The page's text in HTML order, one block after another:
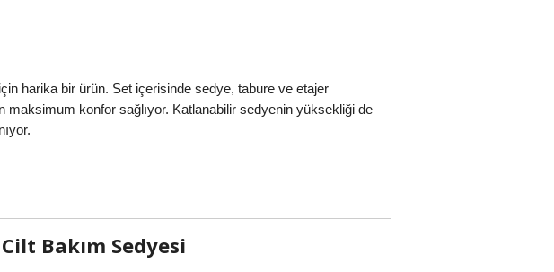
harika bir ürün. Set içerisinde sedye, tabure ve etajer
konfor sağlıyor. Katlanabilir sedyenin yüksekliği de
Bakım Sedyesi